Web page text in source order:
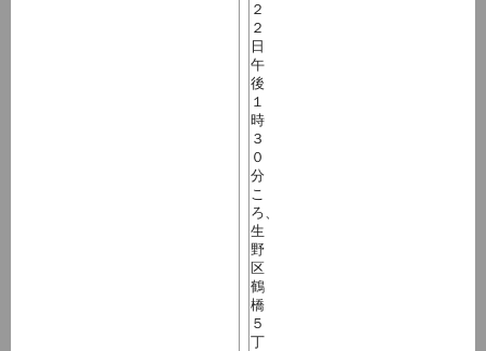
２
２
日
午
後
１
時
３
０
分
こ
ろ、
生
野
区
鶴
橋
５
丁